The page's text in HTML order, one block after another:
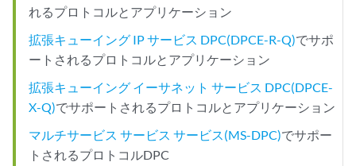
れるプロトコルとアプリケーション
拡張キューイング IP サービス DPC(DPCE-R-Q)でサポ
ートされるプロトコルとアプリケーション
拡張キューイング イーサネット サービス DPC(DPCE-
X-Q)でサポートされるプロトコルとアプリケーション
マルチサービス サービス サービス(MS-DPC)でサポー
トされるプロトコルDPC